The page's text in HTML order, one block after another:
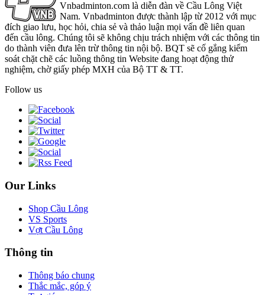
Vnbadminton.com là diễn đàn về Cầu Lông Việt
Nam. Vnbadminton được thành lập từ 2012 với mục
đích giao lưu, học hỏi, chia sẻ và thảo luận mọi vấn đề liên quan
đến cầu lông. Chúng tôi sẽ không chịu trách nhiệm với các thông tin
do thành viên đưa lên trừ thông tin nội bộ. BQT sẽ cố gắng kiểm
soát chặt chẽ các luồng thông tin Website đang hoạt động thử
nghiệm, chờ giấy phép MXH của Bộ TT & TT.
Follow us
Our Links
Shop Cầu Lông
VS Sports
Vợt Cầu Lông
Thông tin
Thông báo chung
Thắc mắc, góp ý